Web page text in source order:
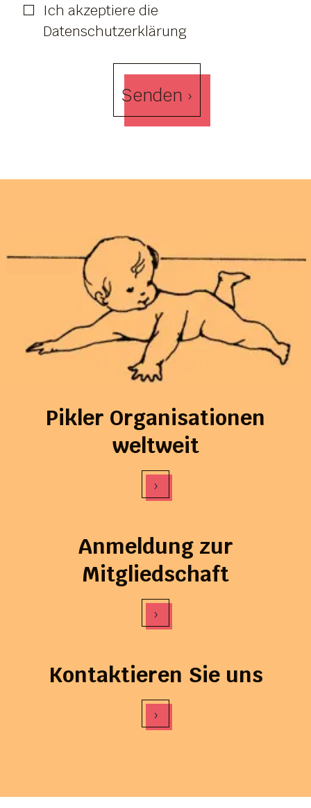
Ich akzeptiere die
Datenschutzerklärung
Senden ›
Pikler Organisationen
weltweit
›
Anmeldung zur
Mitgliedschaft
›
Kontaktieren Sie uns
›